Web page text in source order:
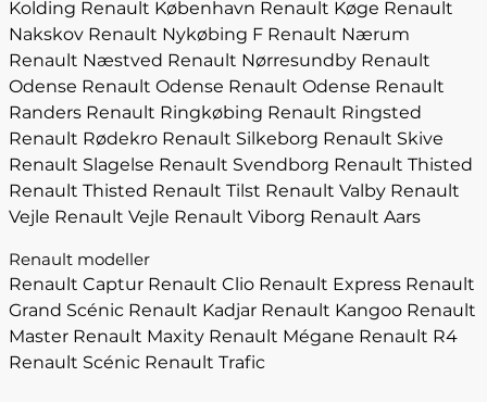
Kolding Renault København Renault Køge Renault
Nakskov Renault Nykøbing F Renault Nærum
Renault Næstved Renault Nørresundby Renault
Odense Renault Odense Renault Odense Renault
Randers Renault Ringkøbing Renault Ringsted
Renault Rødekro Renault Silkeborg Renault Skive
Renault Slagelse Renault Svendborg Renault Thisted
Renault Thisted Renault Tilst Renault Valby Renault
Vejle Renault Vejle Renault Viborg Renault Aars
Renault modeller
Renault Captur Renault Clio Renault Express Renault
Grand Scénic Renault Kadjar Renault Kangoo Renault
Master Renault Maxity Renault Mégane Renault R4
Renault Scénic Renault Trafic